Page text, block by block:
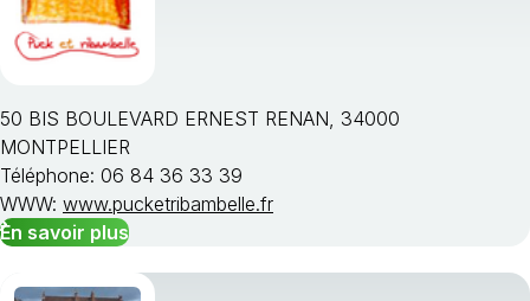
50 BIS BOULEVARD ERNEST RENAN, 34000
MONTPELLIER
Téléphone: 06 84 36 33 39
WWW: www.pucketribambelle.fr
En savoir plus